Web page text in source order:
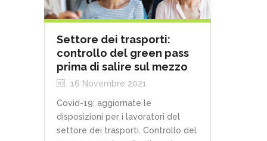
Settore dei trasporti:
controllo del green pass
prima di salire sul mezzo
16 Novembre 2021
Covid-19: aggiornate le
disposizioni per i lavoratori del
settore dei trasporti. Controllo del